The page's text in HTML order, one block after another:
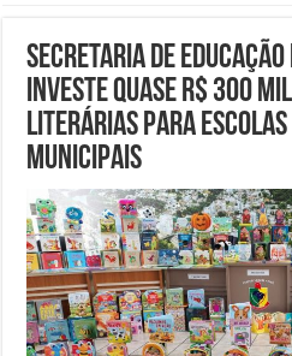
Secretaria de Educação
investe quase R$ 300
literárias para Escolas
Municipais